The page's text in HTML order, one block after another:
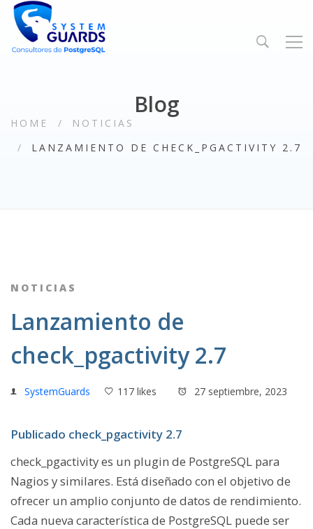
Blog
HOME
NOTICIAS
LANZAMIENTO DE CHECK_PGACTIVITY 2.7
NOTICIAS
Lanzamiento de
check_pgactivity 2.7
SystemGuards 117 likes 27 septiembre, 2023
Publicado check_pgactivity 2.7
check_pgactivity es un plugin de PostgreSQL para
Nagios y similares. Está diseñado con el objetivo de
ofrecer un amplio conjunto de datos de rendimiento.
Cada nueva característica de PostgreSQL puede ser